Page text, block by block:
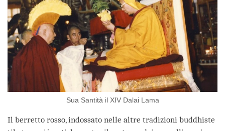
Sua Santità il XIV Dalai Lama
Il berretto rosso, indossato nelle altre tradizioni buddhiste